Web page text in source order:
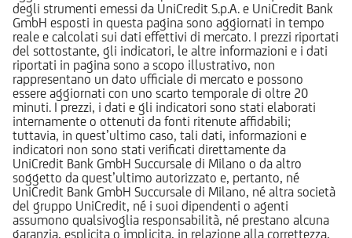
degli strumenti emessi da UniCredit S.p.A. e UniCredit Bank
GmbH esposti in questa pagina sono aggiornati in tempo
reale e calcolati sui dati effettivi di mercato. I prezzi riportati
del sottostante, gli indicatori, le altre informazioni e i dati
riportati in pagina sono a scopo illustrativo, non
rappresentano un dato ufficiale di mercato e possono
essere aggiornati con uno scarto temporale di oltre 20
minuti. I prezzi, i dati e gli indicatori sono stati elaborati
internamente o ottenuti da fonti ritenute affidabili;
tuttavia, in quest’ultimo caso, tali dati, informazioni e
indicatori non sono stati verificati direttamente da
UniCredit Bank GmbH Succursale di Milano o da altro
soggetto da quest’ultimo autorizzato e, pertanto, né
UniCredit Bank GmbH Succursale di Milano, né altra società
del gruppo UniCredit, né i suoi dipendenti o agenti
assumono qualsivoglia responsabilità, né prestano alcuna
garanzia, esplicita o implicita, in relazione alla correttezza,